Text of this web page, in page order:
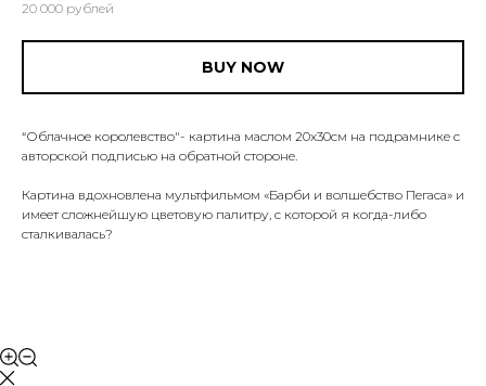
20 000 рублей
BUY NOW
“Облачное королевство"- картина маслом 20x30см на подрамнике с
авторской подписью на обратной стороне.
Картина вдохновлена мультфильмом «Барби и волшебство Пегаса» и
имеет сложнейшую цветовую палитру, с которой я когда-либо
сталкивалась?